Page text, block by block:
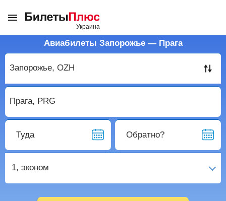
Авиабилеты Запорожье — Прага
Туда Обратно?
1, эконом